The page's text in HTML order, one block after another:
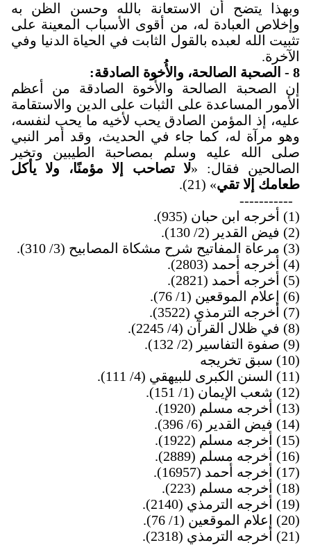
وبهذا يتضح أن الاستعانة بالله وحسن الظن به
وإخلاص العبادة له، من أقوى الأسباب المعينة على
تثبيت الله لعبده بالقول الثابت في الحياة الدنيا وفي
الآخرة.
8
- الصحبة الصالحة، والأُخوة الصادقة:
إن الصحبة الصالحة والأُخوة الصادقة من أعظم
الأمور المساعدة على الثبات على الدين والاستقامة
عليه، إذ المؤمن الصادق يحب لأخيه ما يحب لنفسه،
وهو مرآة له، كما جاء في الحديث، وقد أمر النبي
صلى الله عليه وسلم بمصاحبة الطيبين وتخير
الصالحين فقال: «لا تصاحب إلا مؤمنًا، ولا يأكل
طعامك إلا تقي» (21).
-----------
(1) أخرجه ابن حبان (935).
(2) فيض القدير (2/ 130).
(3) مرعاة المفاتيح شرح مشكاة المصابيح (3/ 310).
(4) أخرجه أحمد (2803).
(5) أخرجه أحمد (2821).
(6) إعلام الموقعين (1/ 76).
(7) أخرجه الترمذي (3522).
(8) في ظلال القرآن (4/ 2245).
(9) صفوة التفاسير (2/ 132).
(10) سبق تخريجه
(11) السنن الكبرى للبيهقي (4/ 111).
(12) شعب الإيمان (1/ 151).
(13) أخرجه مسلم (1920).
(14) فيض القدير (6/ 396).
(15) أخرجه مسلم (1922).
(16) أخرجه مسلم (2889).
(17) أخرجه أحمد (16957).
(18) أخرجه مسلم (223).
(19) أخرجه الترمذي (2140).
(20) إعلام الموقعين (1/ 76)
.
(21) أخرجه الترمذي (2318).